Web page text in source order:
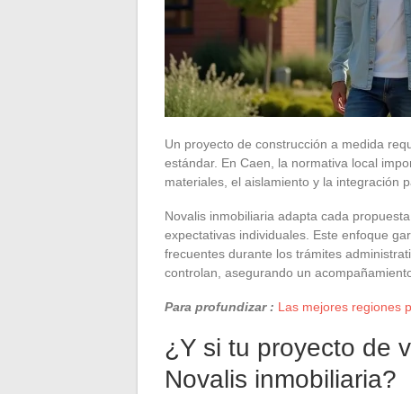
Un proyecto de construcción a medida
estándar. En Caen, la normativa local
materiales, el aislamiento y la integración
Novalis inmobiliaria adapta cada
expectativas individuales. Este enfoque
frecuentes durante los trámites
controlan, asegurando un
Para profundizar : Las mejores regiones
¿Y si tu proyecto de
Novalis inmobiliaria?